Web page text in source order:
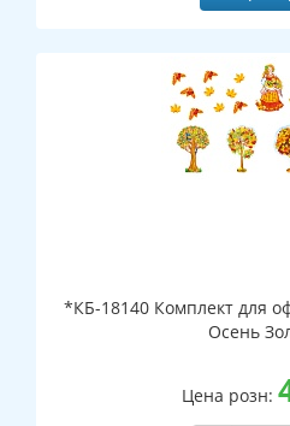
*КБ-18140 Комплект для
Осень
Цена розн: